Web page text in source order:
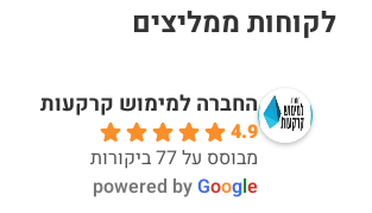
לקוחות ממליצים
החברה למימוש קרקעות
4.9
מבוסס על 77 ביקורות
powered byGoogle